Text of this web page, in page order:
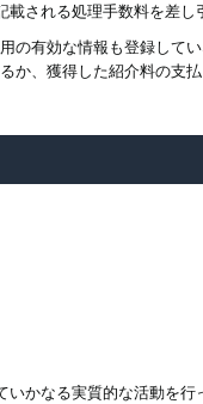
載される処理手数料を差し
の有効な情報も登録して
か、獲得した紹介料の支
かなる実質的な活動を